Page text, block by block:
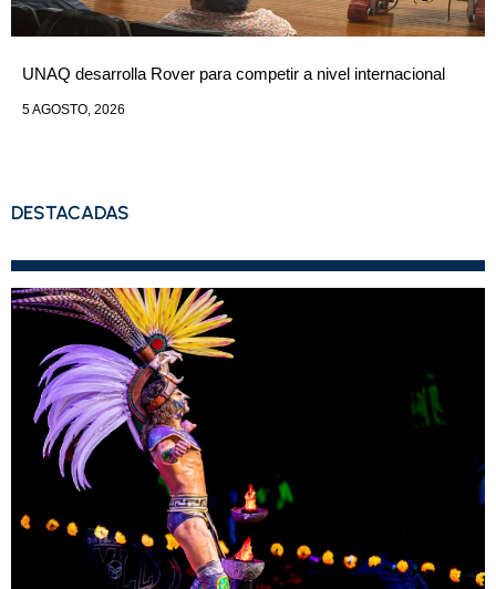
UNAQ desarrolla Rover para competir a nivel internacional
5 AGOSTO, 2026
DESTACADAS